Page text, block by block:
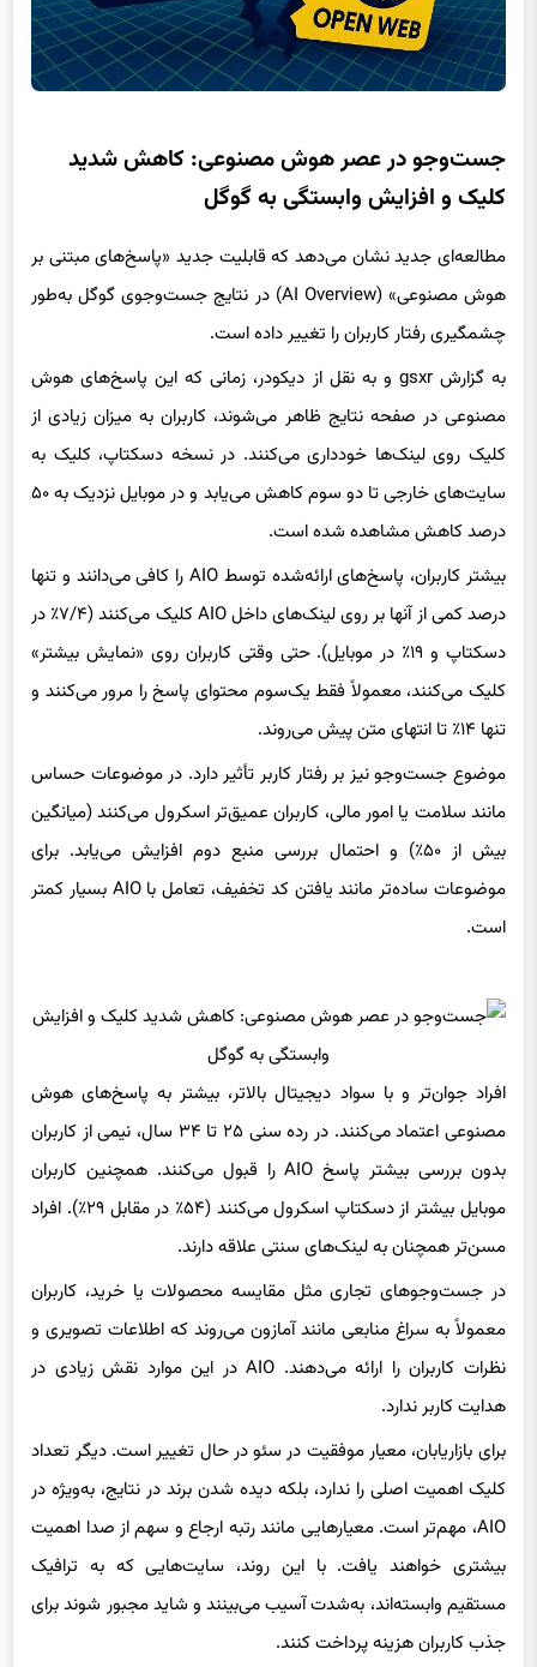
جست‌وجو در عصر هوش مصنوعی: کاهش شدید
کلیک و افزایش وابستگی به گوگل
مطالعه‌ای جدید نشان می‌دهد که قابلیت جدید «پاسخ‌های مبتنی بر
هوش مصنوعی» (AI Overview) در نتایج جست‌وجوی گوگل به‌طور
چشمگیری رفتار کاربران را تغییر داده است.
به گزارش gsxr و به نقل از دیکودر، زمانی که این پاسخ‌های هوش
مصنوعی در صفحه نتایج ظاهر می‌شوند، کاربران به میزان زیادی از
کلیک روی لینک‌ها خودداری می‌کنند. در نسخه دسکتاپ، کلیک به
سایت‌های خارجی تا دو سوم کاهش می‌یابد و در موبایل نزدیک به ۵۰
درصد کاهش مشاهده شده است.
بیشتر کاربران، پاسخ‌های ارائه‌شده توسط AIO را کافی می‌دانند و تنها
درصد کمی از آنها بر روی لینک‌های داخل AIO کلیک می‌کنند (۷/۴٪ در
دسکتاپ و ۱۹٪ در موبایل). حتی وقتی کاربران روی «نمایش بیشتر»
کلیک می‌کنند، معمولاً فقط یک‌سوم محتوای پاسخ را مرور می‌کنند و
تنها ۱۴٪ تا انتهای متن پیش می‌روند.
موضوع جست‌وجو نیز بر رفتار کاربر تأثیر دارد. در موضوعات حساس
مانند سلامت یا امور مالی، کاربران عمیق‌تر اسکرول می‌کنند (میانگین
بیش از ۵۰٪) و احتمال بررسی منبع دوم افزایش می‌یابد. برای
موضوعات ساده‌تر مانند یافتن کد تخفیف، تعامل با AIO بسیار کمتر
است.
افراد جوان‌تر و با سواد دیجیتال بالاتر، بیشتر به پاسخ‌های هوش
مصنوعی اعتماد می‌کنند. در رده سنی ۲۵ تا ۳۴ سال، نیمی از کاربران
بدون بررسی بیشتر پاسخ AIO را قبول می‌کنند. همچنین کاربران
موبایل بیشتر از دسکتاپ اسکرول می‌کنند (۵۴٪ در مقابل ۲۹٪). افراد
مسن‌تر همچنان به لینک‌های سنتی علاقه دارند.
در جست‌وجوهای تجاری مثل مقایسه محصولات یا خرید، کاربران
معمولاً به سراغ منابعی مانند آمازون می‌روند که اطلاعات تصویری و
نظرات کاربران را ارائه می‌دهند. AIO در این موارد نقش زیادی در
هدایت کاربر ندارد.
برای بازاریابان، معیار موفقیت در سئو در حال تغییر است. دیگر تعداد
کلیک اهمیت اصلی را ندارد، بلکه دیده شدن برند در نتایج، به‌ویژه در
AIO، مهم‌تر است. معیارهایی مانند رتبه ارجاع و سهم از صدا اهمیت
بیشتری خواهند یافت. با این روند، سایت‌هایی که به ترافیک
مستقیم وابسته‌اند، به‌شدت آسیب می‌بینند و شاید مجبور شوند برای
جذب کاربران هزینه پرداخت کنند.